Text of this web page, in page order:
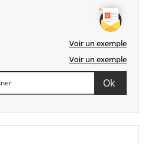
Voir un exemple
Voir un exemple